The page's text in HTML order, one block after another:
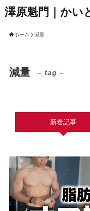
澤原魁門｜かい
ホーム 減量
減量 – tag –
新着記事